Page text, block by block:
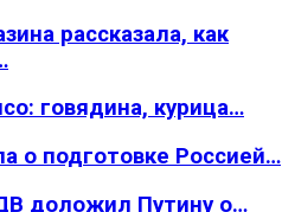
рассказала, как
говядина, курица…
о подготовке Россией…
доложил Путину о…